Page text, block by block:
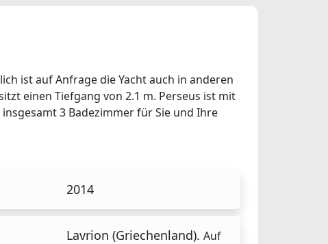
ist auf Anfrage die Yacht auch in anderen
einen Tiefgang von 2.1 m. Perseus ist mit
3 Badezimmer für Sie und Ihre
2014
Lavrion (Griechenland). Auf